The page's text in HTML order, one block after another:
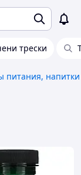
трески
питания, напитки